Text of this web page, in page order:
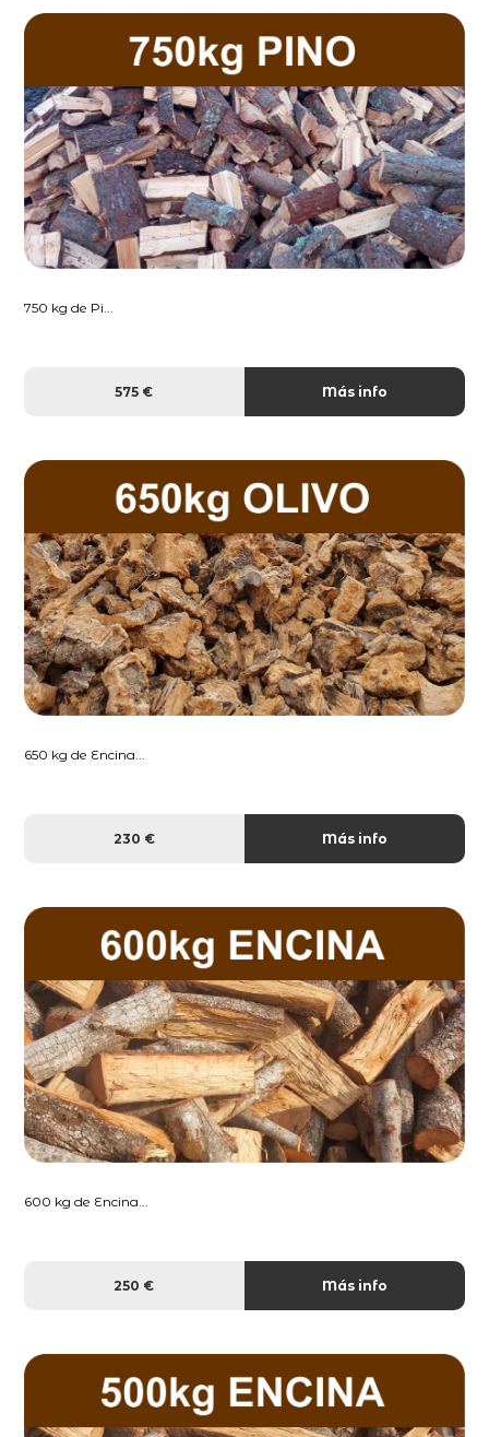
750 kg de Pi...
575 € Más info
650 kg de Encina...
230 € Más info
600 kg de Encina...
250 € Más info